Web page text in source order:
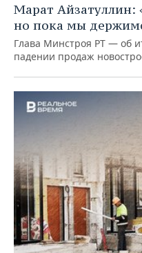
Марат Айзатуллин:
но пока мы
Глава Минстроя РТ — об
падении продаж